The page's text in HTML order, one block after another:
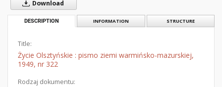
Download
DESCRIPTION INFORMATION STRUCTURE
Title:
Życie Olsztyńskie : pismo ziemi warmińsko-mazurskiej,
1949, nr 322
Rodzaj dokumentu: